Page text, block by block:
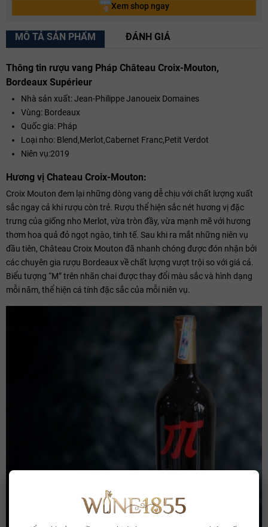
Xem shop ngay
MÔ TẢ SẢN PHẨM ĐÁNH GIÁ
Thông tin rượu vang Pháp Château Croix-Mouton,
Bordeaux Supérieur
Nhà sản xuất: Jean-Philippe Janoueix Domaines
Vùng: Bordeaux
Quốc gia: Pháp
Loại nho: Blend,Merlot,Cabernet Franc,Petit Verdot
Niên vụ:2019
Hương vị Chateau Croix-Mouton:
Croix Mouton đem lại những dòng vang dễ chịu với chất lượng xuất
sắc ngay cả khi rượu còn trẻ. Rượu thể hiện sắc nét hương vị đặc
trưng của giống nho Merlot, vừa tròn đầy, vừa mạnh mẽ với hương
thơm hoa quả đỏ ngọt ngào, tinh tế. Sau khi ra mắt những niên vụ
đầu tiên, Château Croix Mouton đã nhanh chóng được đón nhận bởi
các chuyên gia rượu Bordeaux về chất lượng vượt trội so với giá cả.
Biểu tượng “M” trên nhãn chai được thay đổi màu sắc và hình dạng
mỗi năm, thể hiện cá tính đặc sắc của mỗi niên vụ.